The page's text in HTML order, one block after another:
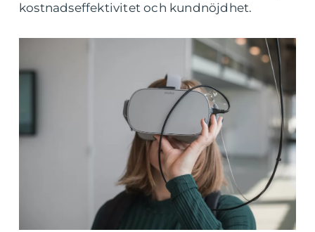
kostnadseffektivitet och kundnöjdhet.